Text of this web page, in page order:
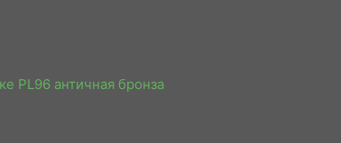
PL96 античная бронза